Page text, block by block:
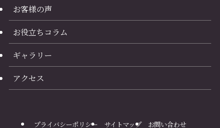
お客様の声
お役立ちコラム
ギャラリー
アクセス
プライバシーポリシー サイトマップ お問い合わせ